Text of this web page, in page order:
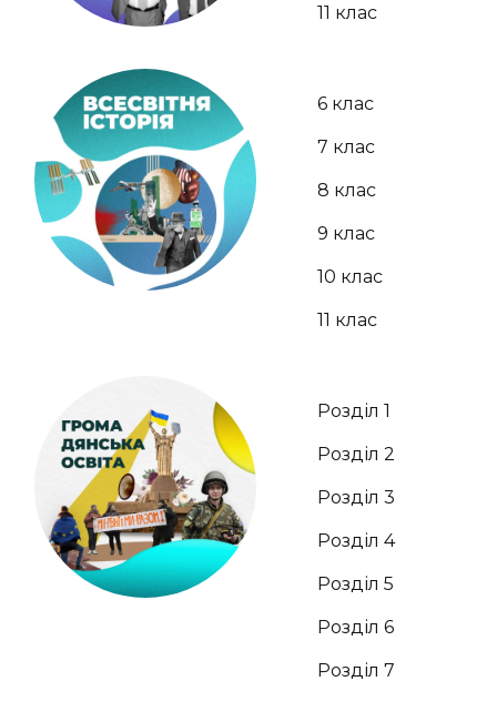
11 клас
6 клас
7 клас
8 клас
9 клас
10 клас
11 клас
Розділ 1
Розділ 2
Розділ 3
Розділ 4
Розділ 5
Розділ 6
Розділ 7